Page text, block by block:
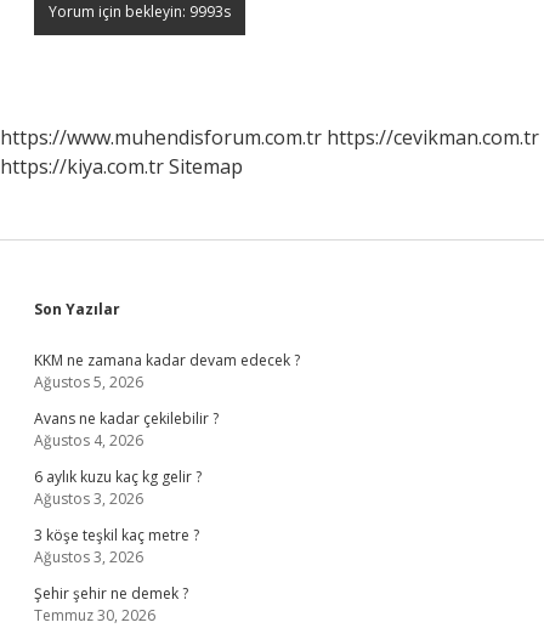
https://www.muhendisforum.com.tr https://cevikman.com.tr
https://kiya.com.trSitemap
Sidebar
Son Yazılar
KKM ne zamana kadar devam edecek ?
Ağustos 5, 2026
Avans ne kadar çekilebilir ?
Ağustos 4, 2026
6 aylık kuzu kaç kg gelir ?
Ağustos 3, 2026
3 köşe teşkil kaç metre ?
Ağustos 3, 2026
Şehir şehir ne demek ?
Temmuz 30, 2026